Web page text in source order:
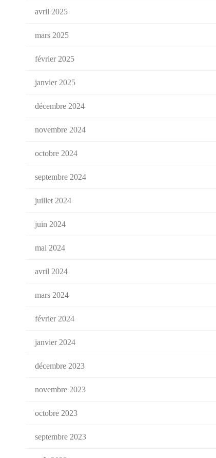
avril 2025
mars 2025
février 2025
janvier 2025
décembre 2024
novembre 2024
octobre 2024
septembre 2024
juillet 2024
juin 2024
mai 2024
avril 2024
mars 2024
février 2024
janvier 2024
décembre 2023
novembre 2023
octobre 2023
septembre 2023